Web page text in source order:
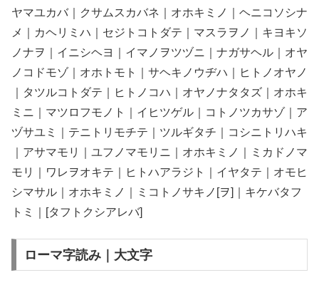
ヤマユカバ｜クサムスカバネ｜オホキミノ｜ヘニコソシナ
メ｜カヘリミハ｜セジトコトダテ｜マスラヲノ｜キヨキソ
ノナヲ｜イニシヘヨ｜イマノヲツヅニ｜ナガサヘル｜オヤ
ノコドモゾ｜オホトモト｜サヘキノウヂハ｜ヒトノオヤノ
｜タツルコトダテ｜ヒトノコハ｜オヤノナタタズ｜オホキ
ミニ｜マツロフモノト｜イヒツゲル｜コトノツカサゾ｜ア
ヅサユミ｜テニトリモチテ｜ツルギタチ｜コシニトリハキ
｜アサマモリ｜ユフノマモリニ｜オホキミノ｜ミカドノマ
モリ｜ワレヲオキテ｜ヒトハアラジト｜イヤタテ｜オモヒ
シマサル｜オホキミノ｜ミコトノサキノ[ヲ]｜キケバタフ
トミ｜[タフトクシアレバ]
ローマ字読み｜大文字